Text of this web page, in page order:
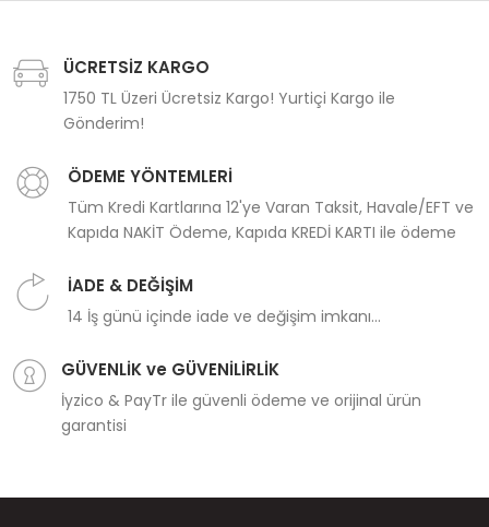
ÜCRETSİZ KARGO
1750 TL Üzeri Ücretsiz Kargo! Yurtiçi Kargo ile
Gönderim!
ÖDEME YÖNTEMLERİ
Tüm Kredi Kartlarına 12'ye Varan Taksit, Havale/EFT ve
Kapıda NAKİT Ödeme, Kapıda KREDİ KARTI ile ödeme
İADE & DEĞİŞİM
14 İş günü içinde iade ve değişim imkanı...
GÜVENLİK ve GÜVENİLİRLİK
İyzico & PayTr ile güvenli ödeme ve orijinal ürün
garantisi